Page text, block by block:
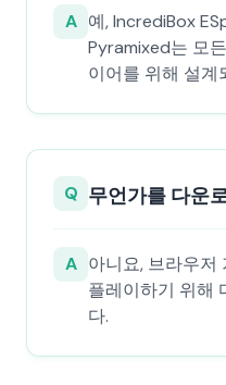
A 예, IncrediBox
Pyramixed는 모
이어를 위해 설계
Q 무언가를 다운
A 아니요, 브라우저
플레이하기 위해
다.